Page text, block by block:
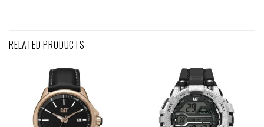
RELATED PRODUCTS